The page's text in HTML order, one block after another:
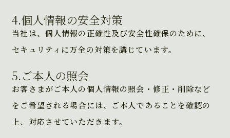
4.個人情報の安全対策
当社は、個人情報の正確性及び安全性確保のために、
セキュリティに万全の対策を講じています。
5.ご本人の照会
お客さまがご本人の個人情報の照会・修正・削除など
をご希望される場合には、ご本人であることを確認の
上、対応させていただきます。